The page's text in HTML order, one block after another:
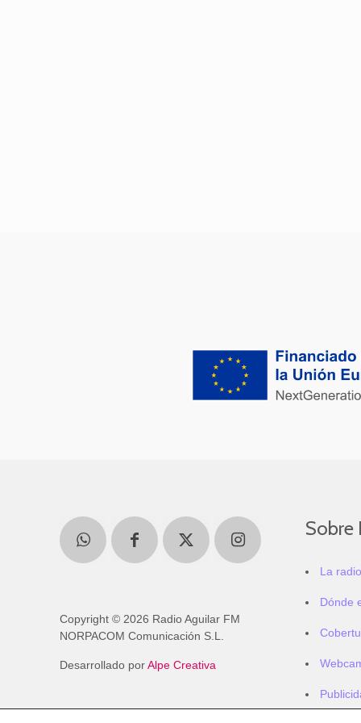
Copyright © 2026 Radio Aguilar FM
NORPACOM Comunicación S.L.
Desarrollado porAlpe Creativa
Sobre
La radio
Dónde